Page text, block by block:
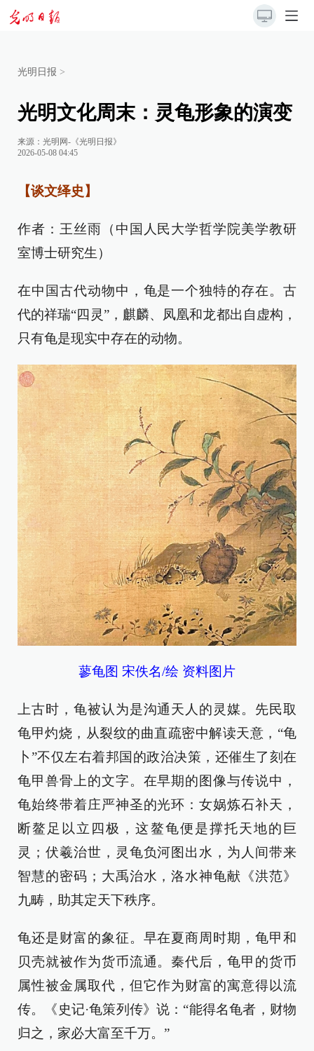
光明日报 >
光明文化周末：灵龟形象的演变
来源： 光明网-《光明日报》
2026-05-08 04:45
【谈文绎史】
作者：王丝雨（中国人民大学哲学院美学教研
室博士研究生）
在中国古代动物中，龟是一个独特的存在。古
代的祥瑞“四灵”，麒麟、凤凰和龙都出自虚构，
只有龟是现实中存在的动物。
蓼龟图 宋佚名/绘 资料图片
上古时，龟被认为是沟通天人的灵媒。先民取
龟甲灼烧，从裂纹的曲直疏密中解读天意，“龟
卜”不仅左右着邦国的政治决策，还催生了刻在
龟甲兽骨上的文字。在早期的图像与传说中，
龟始终带着庄严神圣的光环：女娲炼石补天，
断鳌足以立四极，这鳌龟便是撑托天地的巨
灵；伏羲治世，灵龟负河图出水，为人间带来
智慧的密码；大禹治水，洛水神龟献《洪范》
九畴，助其定天下秩序。
龟还是财富的象征。早在夏商周时期，龟甲和
贝壳就被作为货币流通。秦代后，龟甲的货币
属性被金属取代，但它作为财富的寓意得以流
传。《史记·龟策列传》说：“能得名龟者，财物
归之，家必大富至千万。”